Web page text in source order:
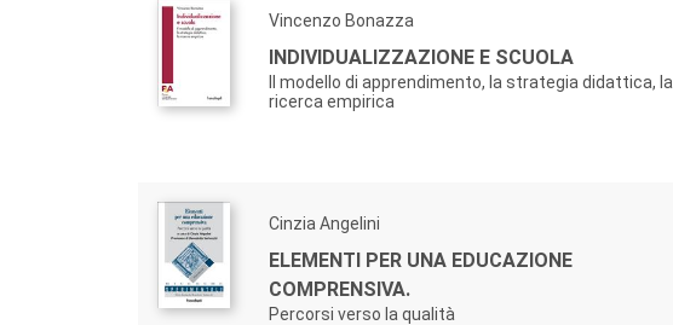
Vincenzo Bonazza
INDIVIDUALIZZAZIONE E SCUOLA
Il modello di apprendimento, la strategia didattica, la
ricerca empirica
Cinzia Angelini
ELEMENTI PER UNA EDUCAZIONE
COMPRENSIVA.
Percorsi verso la qualità